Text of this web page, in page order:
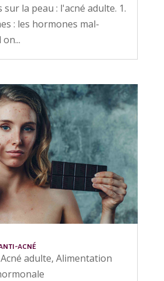
sur la peau : l'acné adulte. 1.
: les hormones mal-
acné
Acné adulte, Alimentation